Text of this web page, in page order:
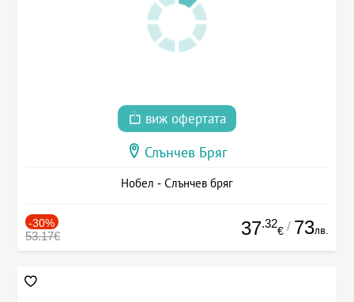
виж офертата
Слънчев Бряг
Нобел - Слънчев бряг
-30%
53.17€ 37.32
€ / 73лв.